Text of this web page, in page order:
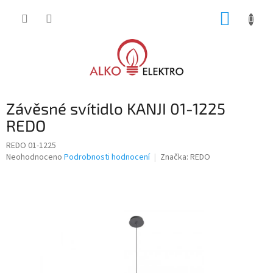
Závěsné svítidlo KANJI 01-1225
REDO
REDO 01-1225
Průměrné
Neohodnoceno Podrobnosti hodnocení Značka: REDO